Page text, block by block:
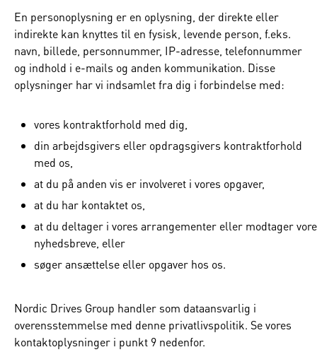
En personoplysning er en oplysning, der direkte eller
indirekte kan knyttes til en fysisk, levende person, f.eks.
navn, billede, personnummer, IP-adresse, telefonnummer
og indhold i e-mails og anden kommunikation. Disse
oplysninger har vi indsamlet fra dig i forbindelse med:
vores kontraktforhold med dig,
din arbejdsgivers eller opdragsgivers kontraktforhold
med os,
at du på anden vis er involveret i vores opgaver,
at du har kontaktet os,
at du deltager i vores arrangementer eller modtager
nyhedsbreve, eller
søger ansættelse eller opgaver hos os.
Nordic Drives Group handler som dataansvarlig i
overensstemmelse med denne privatlivspolitik. Se vores
kontaktoplysninger i punkt 9 nedenfor.